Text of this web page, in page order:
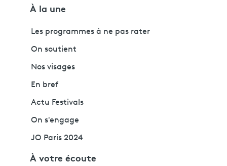
À la une
Les programmes à ne pas rater
On soutient
Nos visages
En bref
Actu Festivals
On s'engage
JO Paris 2024
À votre écoute